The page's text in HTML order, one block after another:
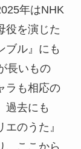
年はNHK
役を演じた
ブル』にも
長いもの
ラも相応の
過去にも
のうた』
、ここから